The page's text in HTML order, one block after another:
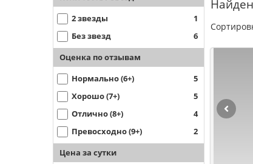
2 звезды
1
Без звезд
6
Оценка по отзывам
Нормально (6+)
5
Хорошо (7+)
5
Отлично (8+)
4
Превосходно (9+)
2
Цена за сутки